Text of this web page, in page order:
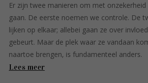
Er zijn twee manieren om met
gaan. De eerste noemen we controle. De
lijken op elkaar; allebei gaan ze over
gebeurt. Maar de plek waar ze vandaan
naartoe brengen, is fundamenteel anders.
Lees meer